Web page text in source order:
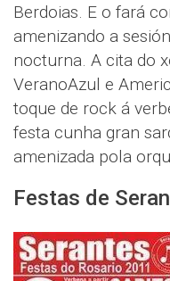
Berdoias. E o fará
amenizando a
nocturna. A cita do
VeranoAzul e
toque de rock á
festa cunha gran
amenizada pola
Festas de